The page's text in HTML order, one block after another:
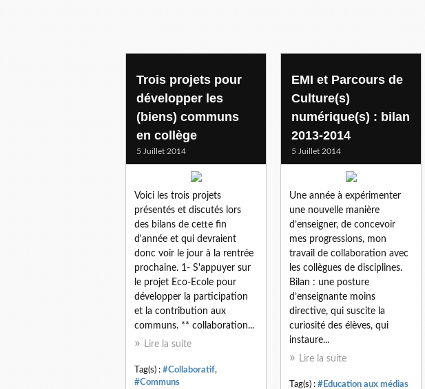
Trois projets pour
développer les
(biens) communs
en collège
5 Juillet 2014
Voici les trois projets
présentés et discutés lors
des bilans de cette fin
d'année et qui devraient
donc voir le jour à la rentrée
prochaine. 1- S'appuyer sur
le projet Eco-Ecole pour
développer la participation
et la contribution aux
communs. ** collaboration...
Lire la suite
Tag(s) : #Collaboratif,
#Communs
EMI et Parcours de
Culture(s)
numérique(s) : bilan
2013-2014
5 Juillet 2014
Une année à expérimenter
une nouvelle manière
d’enseigner, de concevoir
mes progressions, mon
travail de collaboration avec
les collègues de disciplines.
Bilan : une posture
d’enseignante moins
directive, qui suscite la
curiosité des élèves, qui
instaure...
Lire la suite
Tag(s) : #Education aux médias